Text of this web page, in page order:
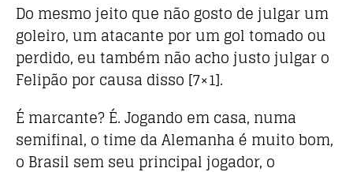
Do mesmo jeito que não gosto de julgar um
goleiro, um atacante por um gol tomado ou
perdido, eu também não acho justo julgar o
Felipão por causa disso [7×1].
É marcante? É. Jogando em casa, numa
semifinal, o time da Alemanha é muito bom,
o Brasil sem seu principal jogador, o